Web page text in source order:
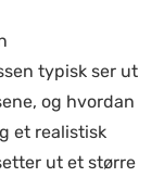
typisk ser ut
og hvordan
et realistisk
ut et større